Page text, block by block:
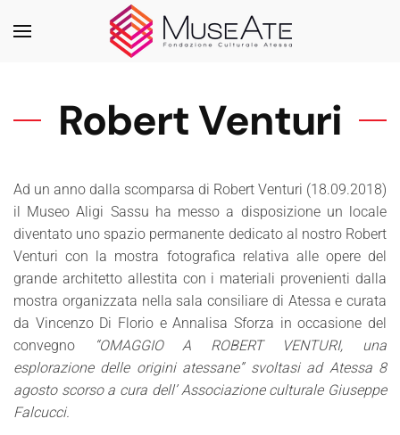
Skip to main content
Robert Venturi
Ad un anno dalla scomparsa di Robert Venturi (18.09.2018)
il Museo Aligi Sassu ha messo a disposizione un locale
diventato uno spazio permanente dedicato al nostro Robert
Venturi con la mostra fotografica relativa alle opere del
grande architetto allestita con i materiali provenienti dalla
mostra organizzata nella sala consiliare di Atessa e curata
da Vincenzo Di Florio e Annalisa Sforza in occasione del
convegno
“OMAGGIO A ROBERT VENTURI, una
esplorazione delle origini atessane” svoltasi ad Atessa 8
agosto scorso a cura dell’ Associazione culturale Giuseppe
Falcucci.